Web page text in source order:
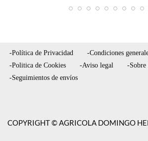
-Política de Privacidad
-Condiciones
-Politica de Cookies
-Aviso legal
-Sobre
-Seguimientos de envíos
COPYRIGHT © AGRICOLA DOMINGO